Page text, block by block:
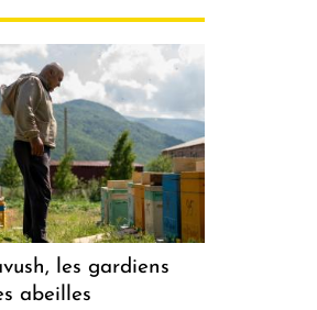
les gardiens
abeilles